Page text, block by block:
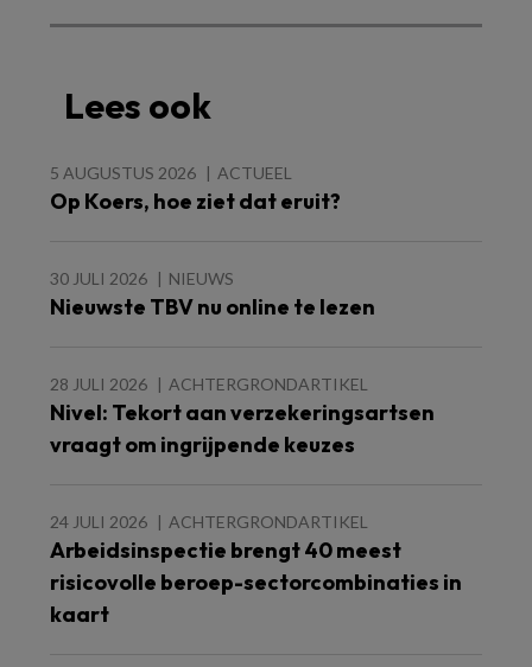
Lees ook
5 AUGUSTUS 2026 ACTUEEL
Op Koers, hoe ziet dat eruit?
30 JULI 2026 NIEUWS
Nieuwste TBV nu online te lezen
28 JULI 2026 ACHTERGRONDARTIKEL
Nivel: Tekort aan verzekeringsartsen
vraagt om ingrijpende keuzes
24 JULI 2026 ACHTERGRONDARTIKEL
Arbeidsinspectie brengt 40 meest
risicovolle beroep-sectorcombinaties in
kaart